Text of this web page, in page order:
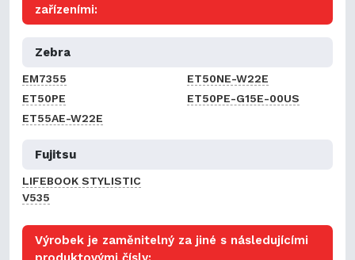
zařízeními:
Zebra
EM7355
ET50NE-W22E
ET50PE
ET50PE-G15E-00US
ET55AE-W22E
Fujitsu
LIFEBOOK STYLISTIC
V535
Výrobek je zaměnitelný za jiné s následujícími